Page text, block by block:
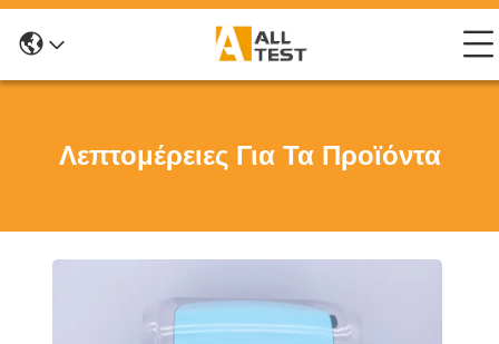
Λεπτομέρειες Για Τα Προϊόντα